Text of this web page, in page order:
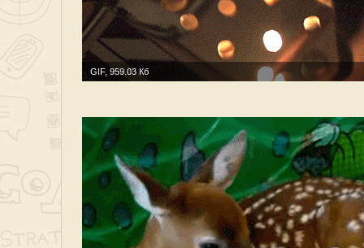
GIF, 959.03 Кб